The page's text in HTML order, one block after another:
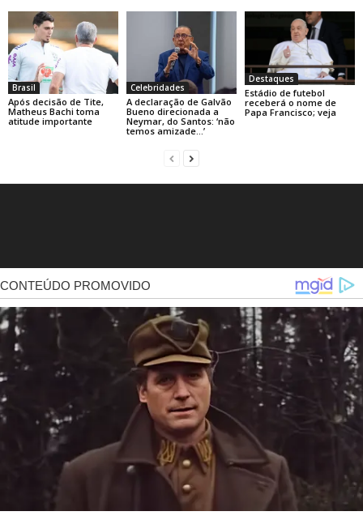
Brasil
Após decisão de Tite,
Matheus Bachi toma
atitude importante
Celebridades
A declaração de Galvão
Bueno direcionada a
Neymar, do Santos: ‘não
temos amizade…’
Destaques
Estádio de futebol
receberá o nome de
Papa Francisco; veja